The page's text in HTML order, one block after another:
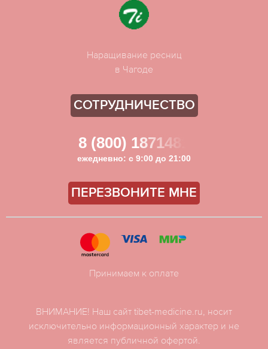
Наращивание ресниц
в Чагоде
СОТРУДНИЧЕСТВО
8 (800) 1871481
ежедневно: с 9:00 до 21:00
ПЕРЕЗВОНИТЕ МНЕ
ВНИМАНИЕ! Наш сайт tibet-medicine.ru, носит
исключительно информационный характер и не
является публичной офертой.
Принимаем к оплате